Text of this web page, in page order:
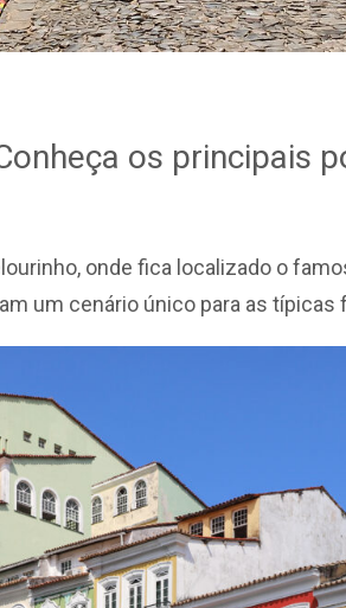
os principais
onde fica localizado o
um cenário único para as típicas